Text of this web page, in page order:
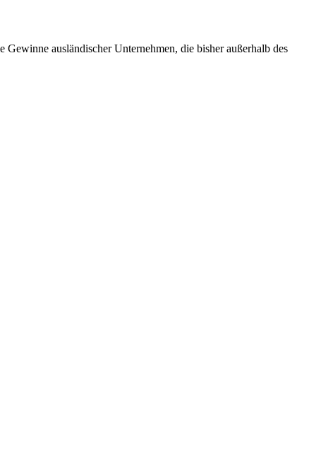
ausländischer Unternehmen, die bisher außerhalb des